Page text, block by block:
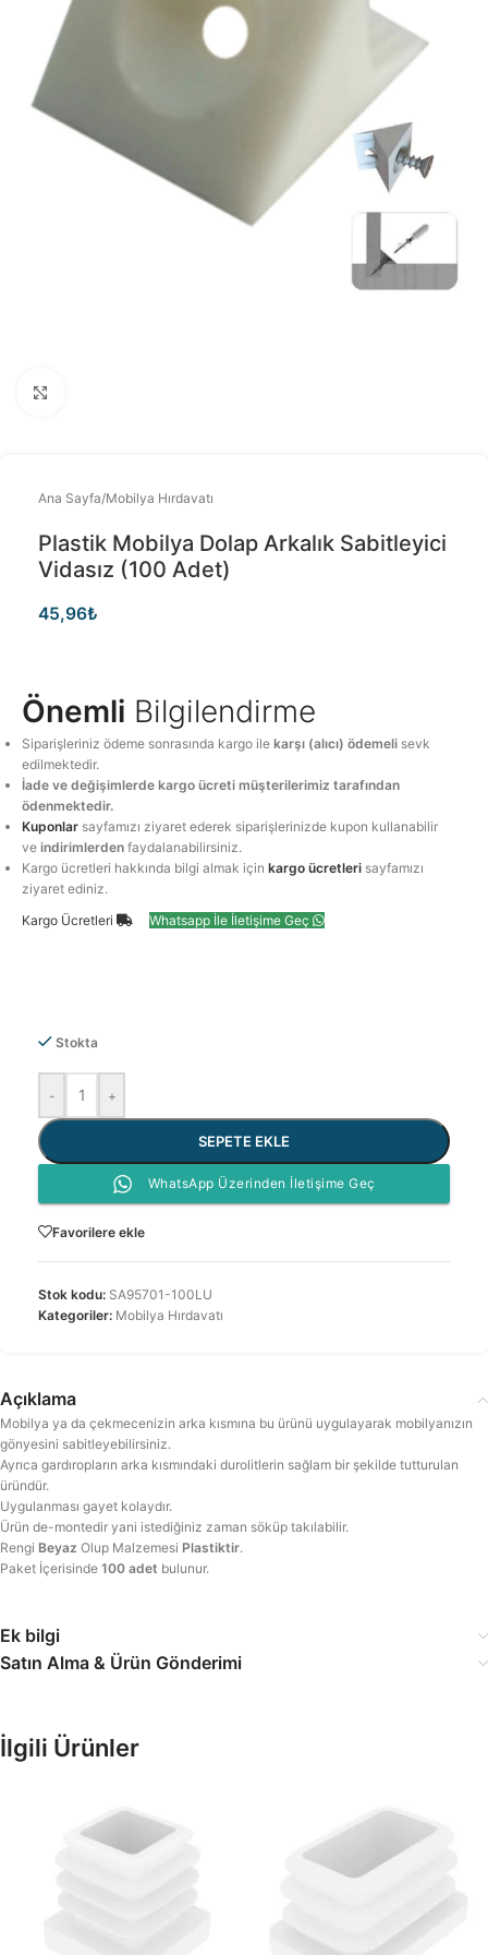
Ana Sayfa/Mobilya Hırdavatı
Plastik Mobilya Dolap Arkalık Sabitleyici
Vidasız (100 Adet)
45,96₺
Önemli Bilgilendirme
Siparişleriniz ödeme sonrasında kargo ilekarşı (alıcı) ödemeli sevk
edilmektedir.
İade ve değişimlerde kargo ücreti müşterilerimiz tarafından
ödenmektedir.
Kuponlar sayfamızı ziyaret ederek siparişlerinizde kupon kullanabilir
veindirimlerden faydalanabilirsiniz.
Kargo ücretleri hakkında bilgi almak içinkargo ücretleri sayfamızı
ziyaret ediniz.
Kargo Ücretleri
Whatsapp İle İletişime Geç
Stokta
- +
SEPETE EKLE
WhatsApp Üzerinden İletişime Geç
Favorilere ekle
Stok kodu: SA95701-100LU
Kategoriler: Mobilya Hırdavatı
Açıklama
Mobilya ya da çekmecenizin arka kısmına bu ürünü uygulayarak mobilyanızın
gönyesini sabitleyebilirsiniz.
Ayrıca gardıropların arka kısmındaki durolitlerin sağlam bir şekilde tutturulan
üründür.
Uygulanması gayet kolaydır.
Ürün de-montedir yani istediğiniz zaman söküp takılabilir.
Rengi Beyaz Olup Malzemesi Plastiktir.
Paket İçerisinde 100 adet bulunur.
Ek bilgi
Satın Alma & Ürün Gönderimi
İlgili Ürünler